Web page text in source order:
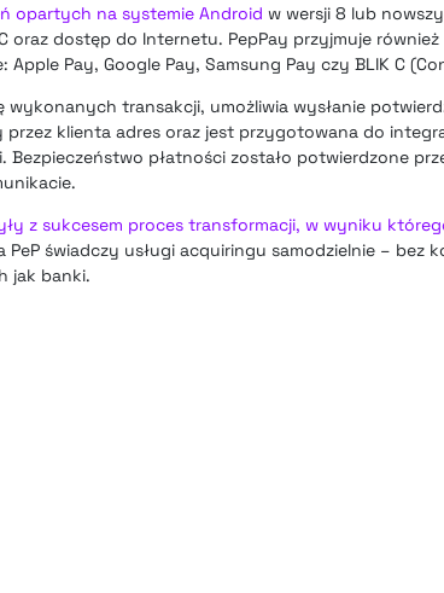
opartych na systemie Android w wersji 8 lub
oraz dostęp do Internetu. PepPay przyjmuje również
Pay, Google Pay, Samsung Pay czy BLIK C
transakcji, umożliwia wysłanie
klienta adres oraz jest przygotowana do
płatności zostało potwierdzone
z sukcesem proces transformacji, w wyniku
PeP świadczy usługi acquiringu samodzielnie – bez
jak banki.